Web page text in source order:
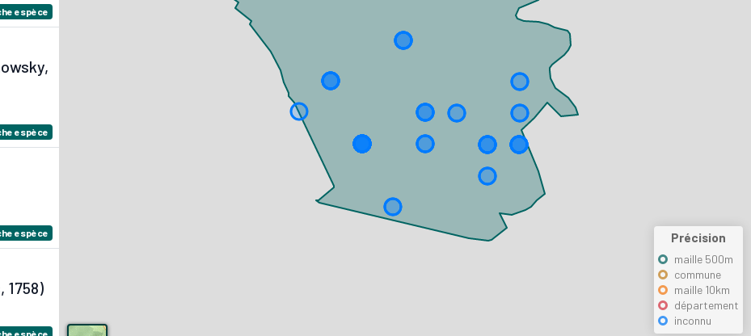
espèce
espèce
espèce
1758)
espèce
Précision
maille 500m
commune
maille 10km
département
inconnu